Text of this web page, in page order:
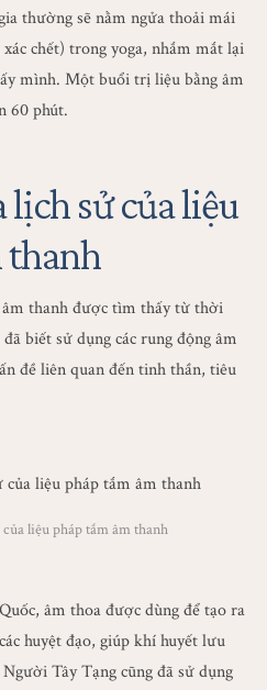
thường sẽ nằm ngửa thoải mái
chết) trong yoga, nhắm mắt lại
mình. Một buổi trị liệu bằng âm
60 phút.
lịch sử của liệu
thanh
âm thanh được tìm thấy từ thời
biết sử dụng các rung động âm
đề liên quan đến tinh thần, tiêu
liệu pháp tắm âm thanh
âm thoa được dùng để tạo ra
huyệt đạo, giúp khí huyết lưu
Tây Tạng cũng đã sử dụng